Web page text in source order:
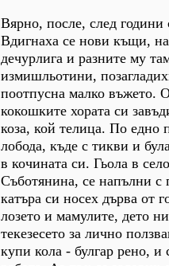
Вярно, после, след години
Вдигнаха се нови къщи,
дечурлига и разните му
измишльотини,
поотпусна малко въжето.
кокошките хората си
коза, кой телица. По едно
лобода, къде с тикви и
в кочината си. Гьола в
Съботянина, се напълни
катъра си носех дърва от
лозето и мамулите, дето
текезесето за лично
купи кола - булгар рено, и